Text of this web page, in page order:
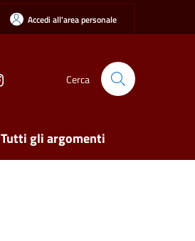
Accedi all'area personale
Cerca
Tutti gli argomenti